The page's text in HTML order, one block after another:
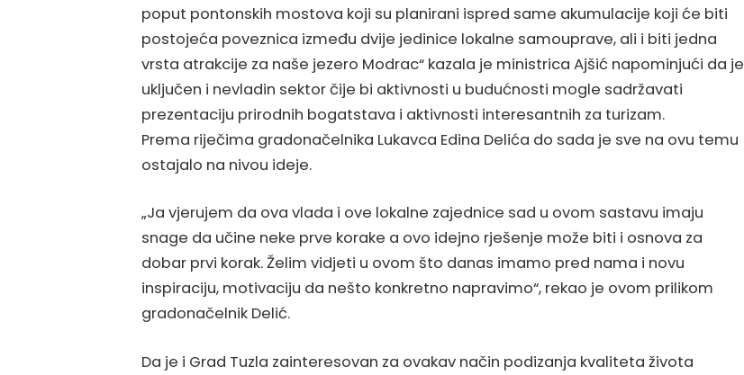
poput pontonskih mostova koji su planirani ispred same akumulacije koji će biti
postojeća poveznica između dvije jedinice lokalne samouprave, ali i biti jedna
vrsta atrakcije za naše jezero Modrac“ kazala je ministrica Ajšić napominjući da je
uključen i nevladin sektor čije bi aktivnosti u budućnosti mogle sadržavati
prezentaciju prirodnih bogatstava i aktivnosti interesantnih za turizam.
Prema riječima gradonačelnika Lukavca Edina Delića do sada je sve na ovu temu
ostajalo na nivou ideje.
„Ja vjerujem da ova vlada i ove lokalne zajednice sad u ovom sastavu imaju
snage da učine neke prve korake a ovo idejno rješenje može biti i osnova za
dobar prvi korak. Želim vidjeti u ovom što danas imamo pred nama i novu
inspiraciju, motivaciju da nešto konkretno napravimo“, rekao je ovom prilikom
gradonačelnik Delić.
Da je i Grad Tuzla zainteresovan za ovakav način podizanja kvaliteta života